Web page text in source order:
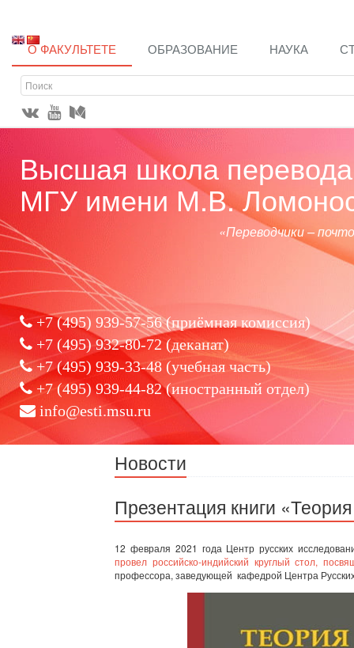
О ФАКУЛЬТЕТЕ ОБРАЗОВАНИЕ НАУКА
Высшая школа
МГУ имени М.В.
«Переводчики –
+7 (495) 939-57-56(приёмная комиссия)
+7 (495) 932-80-72 (деканат)
+7 (495) 939-33-48 (учебная часть)
+7 (495) 939-44-82 (иностранный отдел)
info@esti.msu.ru
Новости
Презентация книги
12 февраля 2021 года Центр русских
провел российско-индийский круглый стол,
профессора, заведующей кафедрой Центра